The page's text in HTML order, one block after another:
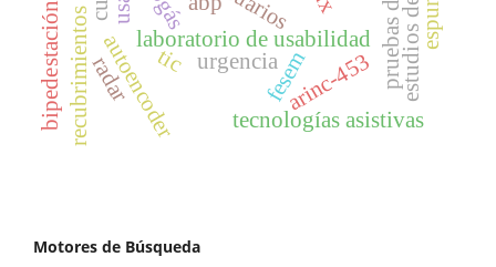
laboratorio de usabilidad
autoencoder
recubrimientos nisx fesem
urgencia
tic
tecnologías asistivas
radar arinc-453
Motores de Búsqueda